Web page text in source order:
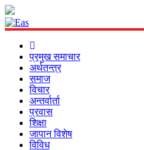
प्रमुख समाचार
अर्थतन्त्र
समाज
विचार
अन्तर्वार्ता
प्रवास
शिक्षा
जापान विशेष
विविध